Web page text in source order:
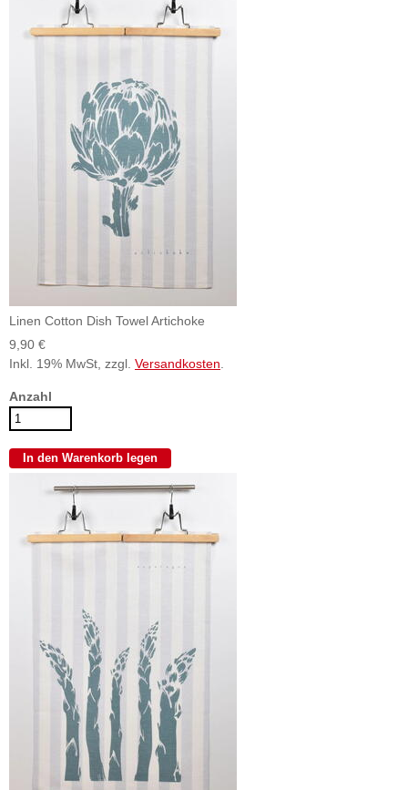
Linen Cotton Dish Towel Artichoke
9,90 €
Inkl. 19% MwSt, zzgl. Versandkosten.
Anzahl